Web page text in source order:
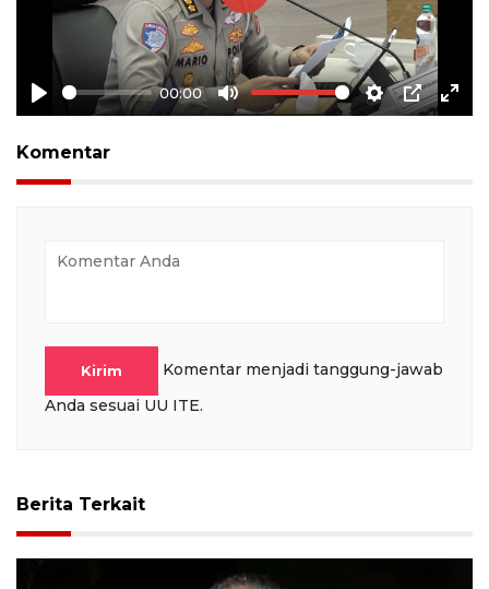
Play
00:00
Mute Settings
PIP
Play
Komentar
Kirim
Komentar menjadi tanggung-jawab
Anda sesuai UU ITE.
Berita Terkait